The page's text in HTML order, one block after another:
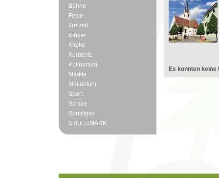
Bühne
Feste
Freizeit
Kinder
Kirche
Konzerte
Kulinarium
Märkte
Müllabfuhr
Sport
Schule
Sonstiges
STEIERMARK
Es konnten keine